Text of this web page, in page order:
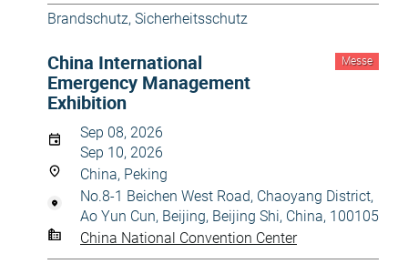
Brandschutz, Sicherheitsschutz
Messe
China International
Emergency Management
Exhibition
Sep 08, 2026
Sep 10, 2026
China, Peking
No.8-1 Beichen West Road, Chaoyang District,
Ao Yun Cun, Beijing, Beijing Shi, China, 100105
China National Convention Center